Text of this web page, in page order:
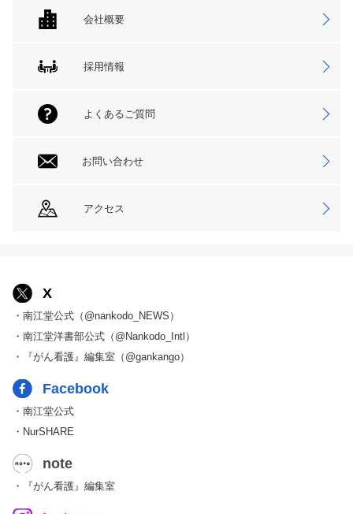
会社概要
採用情報
よくあるご質問
お問い合わせ
アクセス
X
・南江堂公式（@nankodo_NEWS）
・南江堂洋書部公式（@Nankodo_Intl）
・『がん看護』編集室（@gankango）
Facebook
・南江堂公式
・NurSHARE
note
・『がん看護』編集室